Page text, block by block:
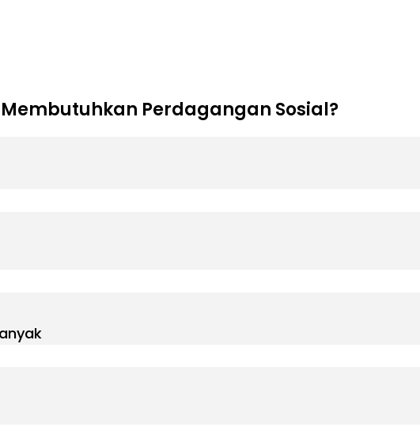
Perdagangan Sosial?